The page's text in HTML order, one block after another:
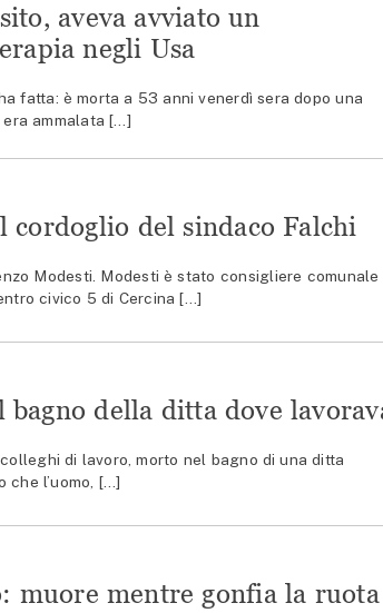
aveva avviato un
negli Usa
fatta: è morta a 53 anni venerdì sera dopo una
era ammalata […]
del sindaco Falchi
Modesti. Modesti è stato consigliere comunale
civico 5 di Cercina […]
della ditta dove
di lavoro, morto nel bagno di una ditta
che l’uomo, […]
muore mentre gonfia la ruota